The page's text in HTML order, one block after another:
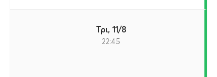
Τρι, 11/8
22:45